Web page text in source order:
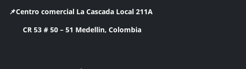
📌Centro comercial La Cascada Local 211A
CR 53 # 50 – 51 Medellin, Colombia